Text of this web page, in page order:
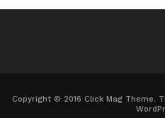
Copyright © 2016 Click Mag Theme.